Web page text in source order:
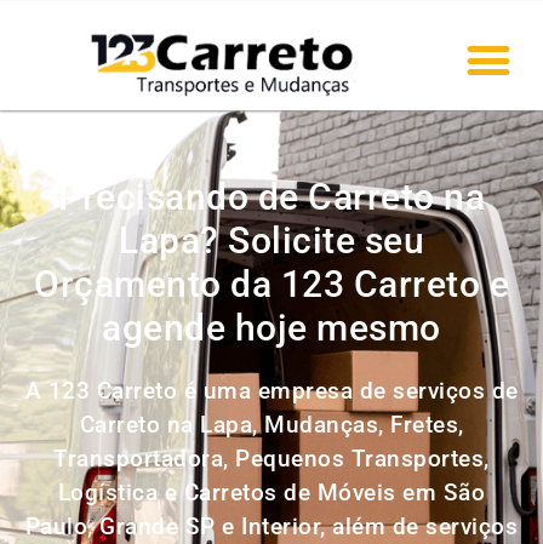
Precisando de Carreto na
Lapa? Solicite seu
Orçamento da 123 Carreto e
agende hoje mesmo
A 123 Carreto é uma empresa de serviços de
Carreto na Lapa, Mudanças, Fretes,
Transportadora, Pequenos Transportes,
Logística e Carretos de Móveis em São
Paulo, Grande SP e Interior, além de serviços